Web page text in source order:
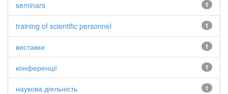
1
seminars
1
training of scientific personnel
1
виставки
1
конференції
1
наукова діяльність